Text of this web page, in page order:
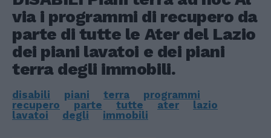
via i programmi di recupero da
parte di tutte le Ater del Lazio
dei piani lavatoi e dei piani
terra degli immobili.
disabili piani terra
programmi
recupero
parte tutte ater
lazio
lavatoi
degli immobili